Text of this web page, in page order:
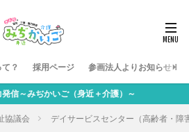
？ 採用ページ 参画法人よりお知らせ
かいご（身近＋介護）～
協議会 デイサービスセンター（高齢者・障